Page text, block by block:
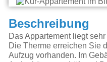
Beschreibung
Das Appartement liegt
Die Therme erreichen Sie
Aufzug vorhanden. Im